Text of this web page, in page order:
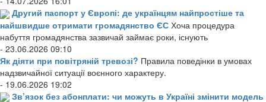
Другий паспорт у Європі: де українцям найпростіше та
найшвидше отримати громадянство ЄС Хоча процедура
набуття громадянства зазвичай займає роки, існують
- 23.06.2026 09:10
Як діяти при повітряній тревозі? Правила поведінки в умовах
надзвичайної ситуації воєнного характеру.
- 19.06.2026 19:02
Зв’язок без абонплати: чи можуть в Україні змінити модель